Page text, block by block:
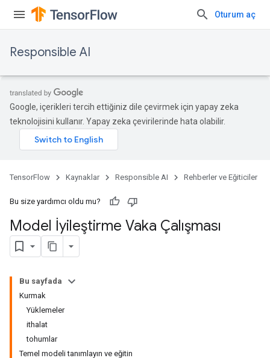
Oturum aç
Responsible AI
Google, içerikleri tercih ettiğiniz dile çevirmek için yapay zeka
teknolojisini kullanır. Yapay zeka çevirilerinde hata olabilir.
TensorFlow Kaynaklar Responsible AI Rehberler ve Eğiticiler
Bu size yardımcı oldu mu?
Model İyileştirme Vaka Çalışması
Bu sayfada
Kurmak
Yüklemeler
ithalat
tohumlar
Temel modeli tanımlayın ve eğitin